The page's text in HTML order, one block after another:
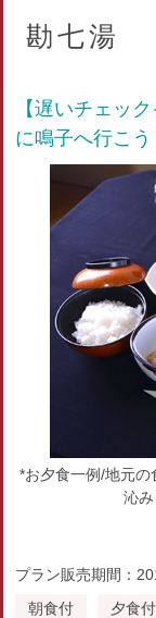
勘七湯
【遅いチェッ
に鳴子へ行こ
*お夕食一例/地元の
沁み
プラン販売期間：
朝食付
夕食付